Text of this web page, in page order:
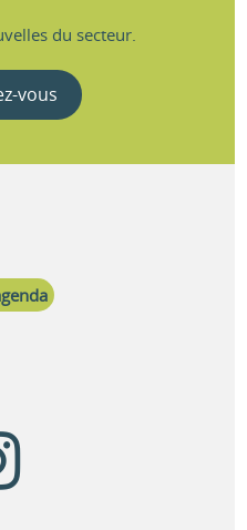
du secteur.
vous